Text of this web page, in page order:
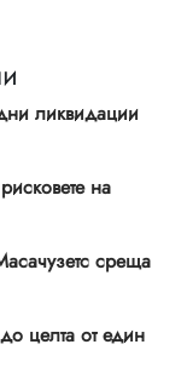
ликвидации
на
среща
целта от един